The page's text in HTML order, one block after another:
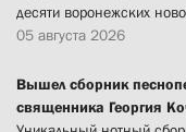
десяти воронежских
05 августа 2026
Вышел сборник
священника Георгия